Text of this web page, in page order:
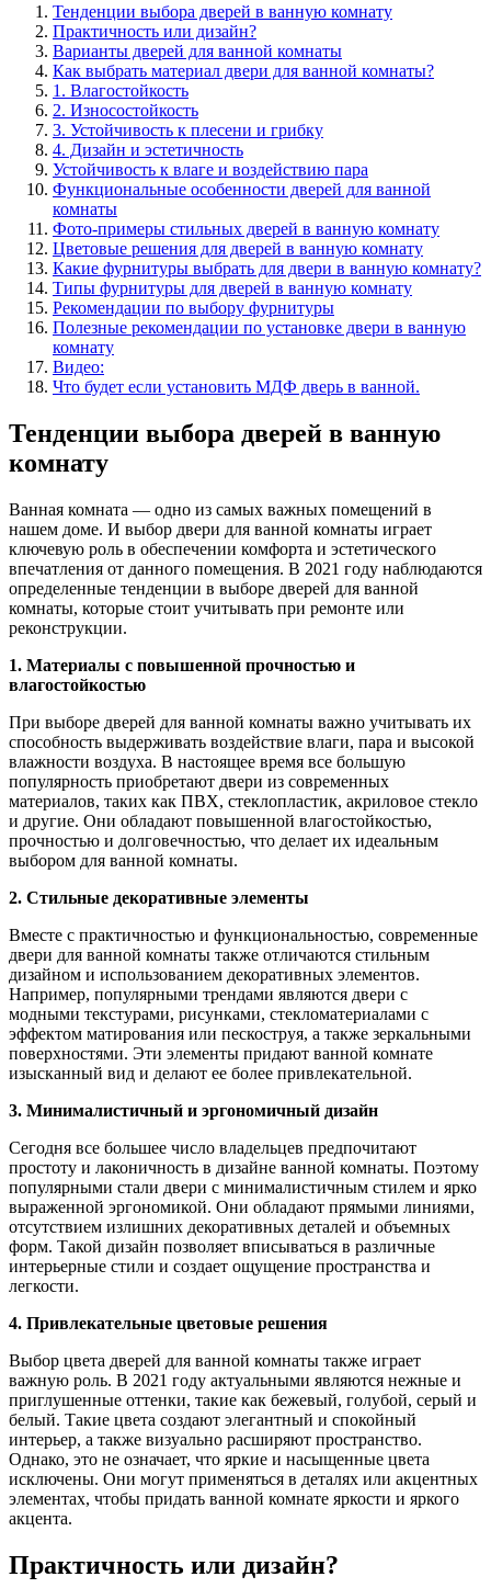
Тенденции выбора дверей в ванную комнату
Практичность или дизайн?
Варианты дверей для ванной комнаты
Как выбрать материал двери для ванной комнаты?
1. Влагостойкость
2. Износостойкость
3. Устойчивость к плесени и грибку
4. Дизайн и эстетичность
Устойчивость к влаге и воздействию пара
Функциональные особенности дверей для ванной
комнаты
Фото-примеры стильных дверей в ванную комнату
Цветовые решения для дверей в ванную комнату
Какие фурнитуры выбрать для двери в ванную комнату?
Типы фурнитуры для дверей в ванную комнату
Рекомендации по выбору фурнитуры
Полезные рекомендации по установке двери в ванную
комнату
Видео:
Что будет если установить МДФ дверь в ванной.
Тенденции выбора дверей в ванную
комнату
Ванная комната — одно из самых важных помещений в
нашем доме. И выбор двери для ванной комнаты играет
ключевую роль в обеспечении комфорта и эстетического
впечатления от данного помещения. В 2021 году наблюдаются
определенные тенденции в выборе дверей для ванной
комнаты, которые стоит учитывать при ремонте или
реконструкции.
1. Материалы с повышенной прочностью и
влагостойкостью
При выборе дверей для ванной комнаты важно учитывать их
способность выдерживать воздействие влаги, пара и высокой
влажности воздуха. В настоящее время все большую
популярность приобретают двери из современных
материалов, таких как ПВХ, стеклопластик, акриловое стекло
и другие. Они обладают повышенной влагостойкостью,
прочностью и долговечностью, что делает их идеальным
выбором для ванной комнаты.
2. Стильные декоративные элементы
Вместе с практичностью и функциональностью, современные
двери для ванной комнаты также отличаются стильным
дизайном и использованием декоративных элементов.
Например, популярными трендами являются двери с
модными текстурами, рисунками, стекломатериалами с
эффектом матирования или пескоструя, а также зеркальными
поверхностями. Эти элементы придают ванной комнате
изысканный вид и делают ее более привлекательной.
3. Минималистичный и эргономичный дизайн
Сегодня все большее число владельцев предпочитают
простоту и лаконичность в дизайне ванной комнаты. Поэтому
популярными стали двери с минималистичным стилем и ярко
выраженной эргономикой. Они обладают прямыми линиями,
отсутствием излишних декоративных деталей и объемных
форм. Такой дизайн позволяет вписываться в различные
интерьерные стили и создает ощущение пространства и
легкости.
4. Привлекательные цветовые решения
Выбор цвета дверей для ванной комнаты также играет
важную роль. В 2021 году актуальными являются нежные и
приглушенные оттенки, такие как бежевый, голубой, серый и
белый. Такие цвета создают элегантный и спокойный
интерьер, а также визуально расширяют пространство.
Однако, это не означает, что яркие и насыщенные цвета
исключены. Они могут применяться в деталях или акцентных
элементах, чтобы придать ванной комнате яркости и яркого
акцента.
Практичность или дизайн?